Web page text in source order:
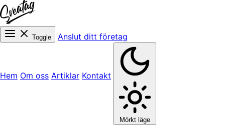
Toggle Anslut ditt företag
Hem Om oss Artiklar Kontakt
Mörkt läge